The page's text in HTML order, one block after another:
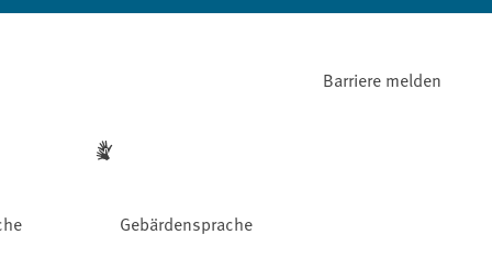
Gebärdensprache
Barriere melden